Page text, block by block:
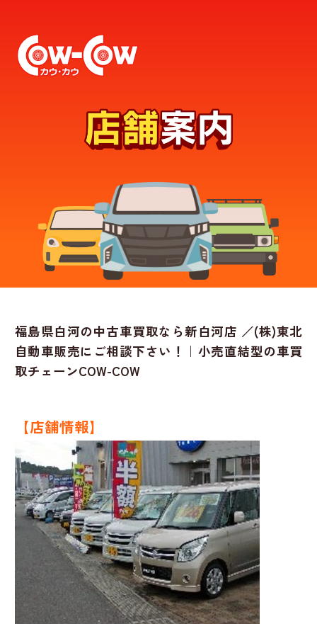
福島県白河の中古車買取なら新白河店 ／(株)東北
自動車販売にご相談下さい！｜小売直結型の車買
取チェーンCOW-COW
【店舗情報】